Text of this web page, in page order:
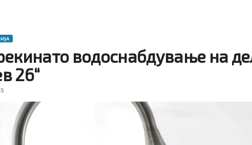
водоснабдување на
26“